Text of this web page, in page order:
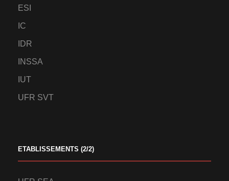
ESI
IC
IDR
INSSA
IUT
UFR SVT
ETABLISSEMENTS (2/2)